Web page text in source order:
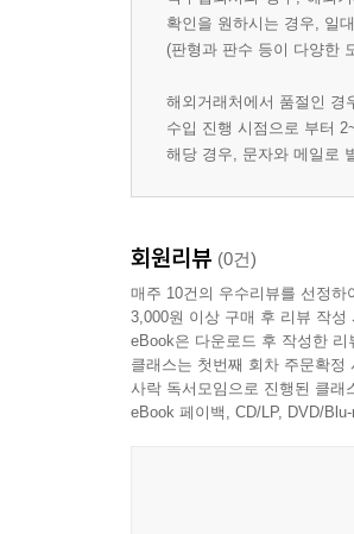
확인을 원하시는 경우, 일
(판형과 판수 등이 다양한
해외거래처에서 품절인 경
수입 진행 시점으로 부터
해당 경우, 문자와 메일로
회원리뷰 (0건)
매주 10건의 우수리뷰를 선정
3,000원 이상 구매 후 리뷰 작성
eBook은 다운로드 후 작성한
클래스는 첫번째 회차 주문확
사락 독서모임으로 진행된 클래
eBook 페이백, CD/LP, DVD/